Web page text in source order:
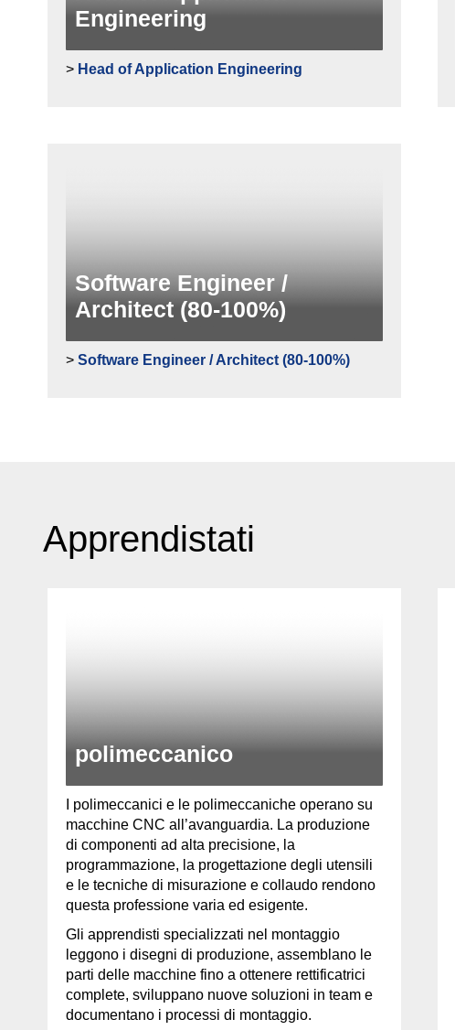
Engineering
> Head of Application Engineering
Software Engineer /
Architect (80-100%)
> Software Engineer / Architect (80-100%)
Apprendistati
polimeccanico
I polimeccanici e le polimeccaniche operano su
macchine CNC all’avanguardia. La produzione
di componenti ad alta precisione, la
programmazione, la progettazione degli utensili
e le tecniche di misurazione e collaudo rendono
questa professione varia ed esigente.
Gli apprendisti specializzati nel montaggio
leggono i disegni di produzione, assemblano le
parti delle macchine fino a ottenere rettificatrici
complete, sviluppano nuove soluzioni in team e
documentano i processi di montaggio.